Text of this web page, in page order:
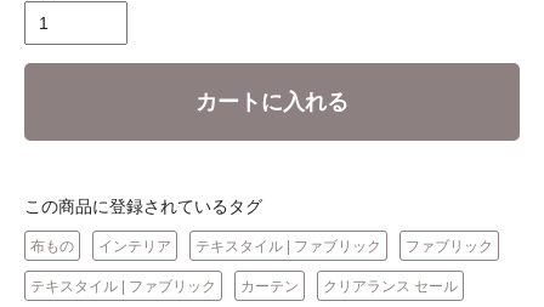
カートに入れる
この商品に登録されているタグ
布もの インテリア テキスタイル | ファブリック ファブリック
テキスタイル | ファブリック カーテン クリアランス セール